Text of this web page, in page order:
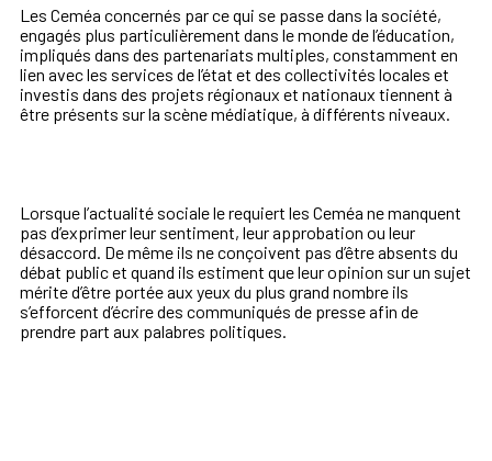
Les Ceméa concernés par ce qui se passe dans la société,
engagés plus particulièrement dans le monde de l’éducation,
impliqués dans des partenariats multiples, constamment en
lien avec les services de l’état et des collectivités locales et
investis dans des projets régionaux et nationaux tiennent à
être présents sur la scène médiatique, à différents niveaux.
Lorsque l’actualité sociale le requiert les Ceméa ne manquent
pas d’exprimer leur sentiment, leur approbation ou leur
désaccord. De même ils ne conçoivent pas d’être absents du
débat public et quand ils estiment que leur opinion sur un sujet
mérite d’être portée aux yeux du plus grand nombre ils
s’efforcent d’écrire des communiqués de presse afin de
prendre part aux palabres politiques.